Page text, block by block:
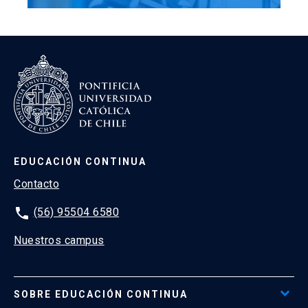
EDUCACIÓN CONTINUA
Contacto
phone (56) 95504 6580
Nuestros campus
SOBRE EDUCACIÓN CONTINUA